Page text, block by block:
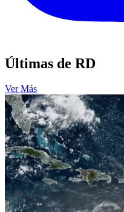
Últimas de RD
Ver Más